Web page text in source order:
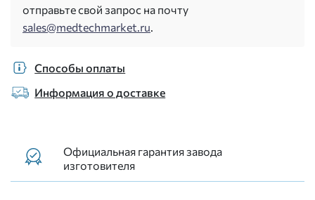
отправьте свой запрос на почту
sales@medtechmarket.ru.
Способы оплаты
Информация о доставке
Официальная гарантия завода
изготовителя